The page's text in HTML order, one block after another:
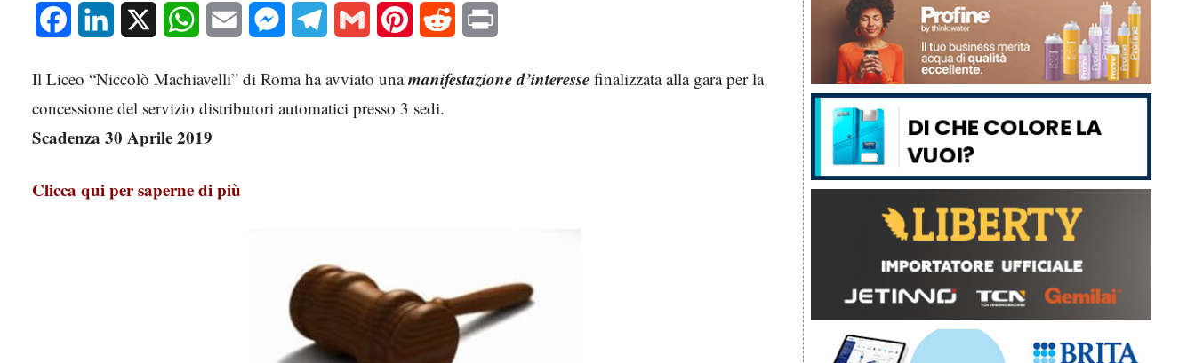
Facebook LinkedIn WhatsAppEmail MessengerTelegram Gmail Pinterest Reddit
Il Liceo “Niccolò Machiavelli” di Roma ha avviato unamanifestazione d’interesse finalizzata alla gara per la
concessione del servizio distributori automatici presso 3 sedi.
Scadenza 30 Aprile 2019
Clicca qui per saperne di più